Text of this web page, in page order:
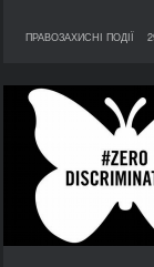
ПРАВОЗАХИСНІ ПОДІЇ
29 березня 2016
інструмент